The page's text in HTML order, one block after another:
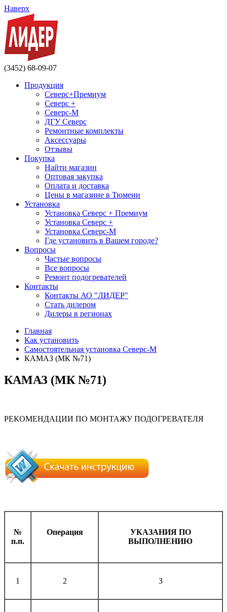
Наверх
(3452) 68-09-07
Продукция
Северс+Премиум
Северс +
Северс-М
ДГУ Северс
Ремонтные комплекты
Аксессуары
Отзывы
Покупка
Найти магазин
Оптовая закупка
Оплата и доставка
Цены в магазине в Тюмени
Установка
Установка Северс + Премиум
Установка Северс +
Установка Северс-М
Где установить в Вашем городе?
Вопросы
Частые вопросы
Все вопросы
Ремонт подогревателей
Контакты
Контакты АО "ЛИДЕР"
Стать дилером
Дилеры в регионах
Главная
Как установить
Самостоятельная установка Северс-М
КАМАЗ (МК №71)
КАМАЗ (МК №71)
РЕКОМЕНДАЦИИ ПО МОНТАЖУ ПОДОГРЕВАТЕЛЯ
№
п.п.
Операция
УКАЗАНИЯ ПО
ВЫПОЛНЕНИЮ
1 2 3